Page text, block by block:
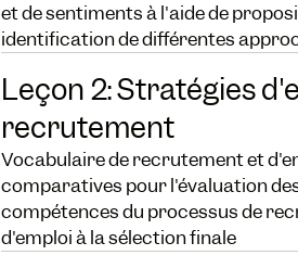
et de sentiments à l'aide de
identification de différentes
Leçon 2: Stratégies
recrutement
Vocabulaire de recrutement et
comparatives pour l'évaluation
compétences du processus de
d'emploi à la sélection finale